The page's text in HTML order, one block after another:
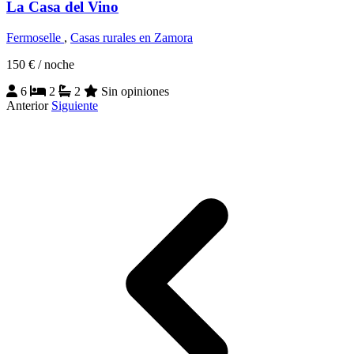
La Casa del Vino
Fermoselle , Casas rurales en Zamora
150 € / noche
6
2 2
Sin opiniones
Anterior Siguiente